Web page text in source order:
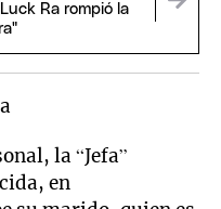
Ra rompió la
la “Jefa”
en